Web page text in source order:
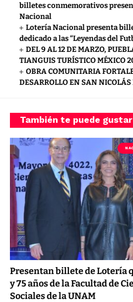
billetes conmemorativos
Nacional
Lotería Nacional presenta
dedicado a las “Leyendas del
DEL 9 AL 12 DE MARZO,
TIANGUIS TURÍSTICO MÉXICO
OBRA COMUNITARIA
DESARROLLO EN SAN
También te puede gustar
Presentan billete de Lotería
y 75 años de la Facultad de
Sociales de la UNAM